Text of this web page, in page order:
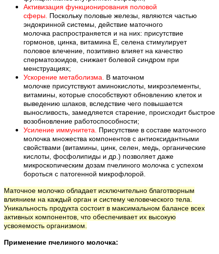
Активизация функционирования половой
сферы. Поскольку половые железы, являются частью
эндокринной системы, действие маточного
молочка распространяется и на них: присутствие
гормонов, цинка, витамина Е, селена стимулирует
половое влечение, позитивно влияет на качество
сперматозоидов, снижает болевой синдром при
менструациях;
Ускорение метаболизма.
В маточном
молочке присутствуют аминокислоты, микроэлементы,
витамины, которые способствуют обновлению клеток и
выведению шлаков, вследствие чего повышается
выносливость, замедляется старение, происходит быстрое
возобновление работоспособности;
Усиление иммунитета.
Присутствие в составе маточного
молочка множества компонентов с антиоксидантными
свойствами (витамины, цинк, селен, медь, органические
кислоты, фосфолипиды и др.) позволяет даже
микроскопическим дозам пчелиного молочка с успехом
бороться с патогенной микрофлорой.
Маточное молочко обладает исключительно благотворным
влиянием на каждый орган и систему человеческого тела.
Уникальность продукта состоит в максимальном балансе всех
активных компонентов, что обеспечивает их высокую
усвояемость организмом.
Применение пчелиного молочка: